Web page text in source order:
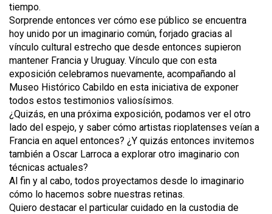
tiempo.
Sorprende entonces ver cómo ese público se encuentra
hoy unido por un imaginario común, forjado gracias al
vínculo cultural estrecho que desde entonces supieron
mantener Francia y Uruguay. Vínculo que con esta
exposición celebramos nuevamente, acompañando al
Museo Histórico Cabildo en esta iniciativa de exponer
todos estos testimonios valiosísimos.
¿Quizás, en una próxima exposición, podamos ver el otro
lado del espejo, y saber cómo artistas rioplatenses veían a
Francia en aquel entonces? ¿Y quizás entonces invitemos
también a Oscar Larroca a explorar otro imaginario con
técnicas actuales?
Al fin y al cabo, todos proyectamos desde lo imaginario
cómo lo hacemos sobre nuestras retinas.
Quiero destacar el particular cuidado en la custodia de